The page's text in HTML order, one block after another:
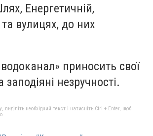
Енергетичній,
вулицях, до них
приносить свої
незручності.
необхідний текст і натисніть Ctrl + Enter, щоб